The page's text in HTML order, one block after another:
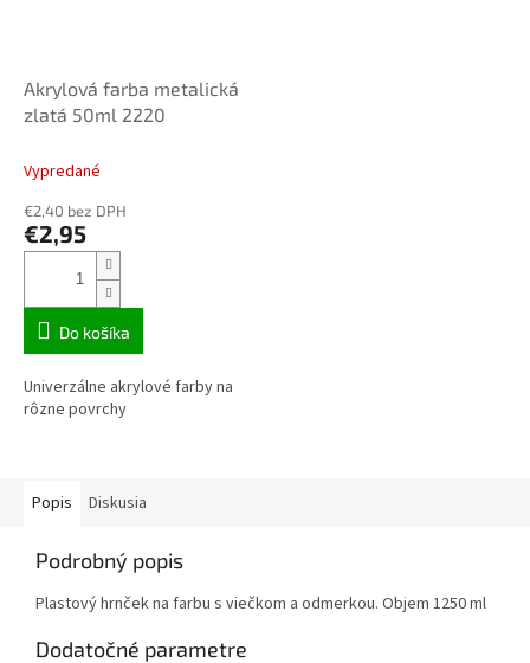
Akrylová farba metalická
zlatá 50ml 2220
Vypredané
€2,40 bez DPH
€2,95
Do košíka
Univerzálne akrylové farby na
rôzne povrchy
Popis Diskusia
Podrobný popis
Plastový hrnček na farbu s viečkom a odmerkou. Objem 1250 ml
Dodatočné parametre